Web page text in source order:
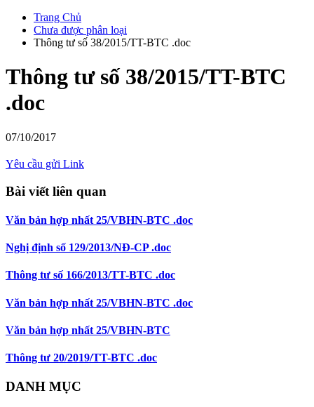
Trang Chủ
Chưa được phân loại
Thông tư số 38/2015/TT-BTC .doc
Thông tư số 38/2015/TT-BTC
.doc
07/10/2017
Yêu cầu gửi Link
Bài viết liên quan
Văn bản hợp nhất 25/VBHN-BTC .doc
Nghị định số 129/2013/NĐ-CP .doc
Thông tư số 166/2013/TT-BTC .doc
Văn bản hợp nhất 25/VBHN-BTC .doc
Văn bản hợp nhất 25/VBHN-BTC
Thông tư 20/2019/TT-BTC .doc
DANH MỤC